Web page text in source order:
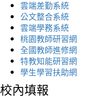
雲端差勤系統
公文整合系統
雲端學務系統
桃園教師研習網
全國教師進修網
特教知能研習網
學生學習扶助網
校內填報